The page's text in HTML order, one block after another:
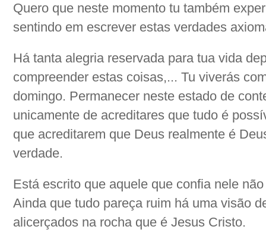
Quero que neste momento tu também
sentindo em escrever estas verdades
Há tanta alegria reservada para tua vida
compreender estas coisas,... Tu viverás
domingo. Permanecer neste estado de
unicamente de acreditares que tudo é
que acreditarem que Deus realmente é
verdade.
Está escrito que aquele que confia nele
Ainda que tudo pareça ruim há uma visão
alicerçados na rocha que é Jesus Cristo.